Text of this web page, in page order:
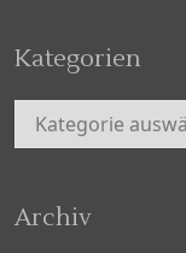
Kategorien
Kategorien
Archiv